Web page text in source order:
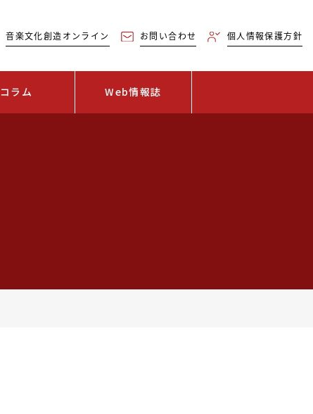
音楽文化創造オンライン お問い合わせ 個人情報保護方針
コラム Web情報誌